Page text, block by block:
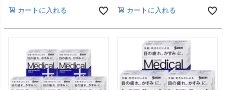
カートに入れる カートに入れる